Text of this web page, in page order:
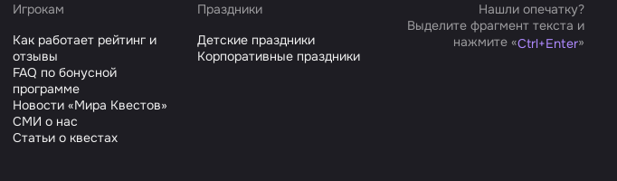
Игрокам
Как работает рейтинг и
отзывы
FAQ по бонусной
программе
Новости «Мира Квестов»
СМИ о нас
Статьи о квестах
Праздники
Детские праздники
Корпоративные праздники
Нашли опечатку?
Выделите фрагмент текста и
нажмите «Ctrl+Enter»